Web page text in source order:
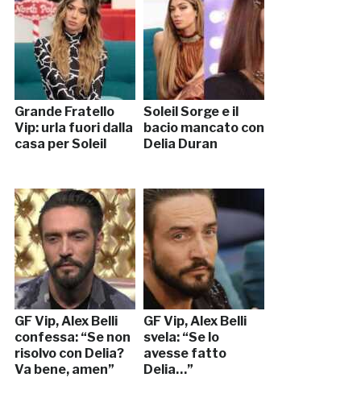
Grande Fratello
Vip: urla fuori dalla
casa per Soleil
Soleil Sorge e il
bacio mancato con
Delia Duran
GF Vip, Alex Belli
confessa: “Se non
risolvo con Delia?
Va bene, amen”
GF Vip, Alex Belli
svela: “Se lo
avesse fatto
Delia…”